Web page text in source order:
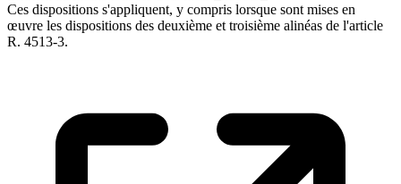
Ces dispositions s'appliquent, y compris lorsque sont mises en
œuvre les dispositions des deuxième et troisième alinéas de l'article
R. 4513-3.